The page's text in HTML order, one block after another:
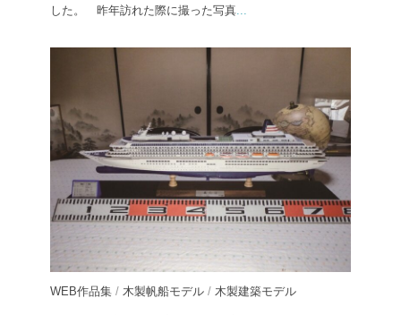
した。 昨年訪れた際に撮った写真
WEB作品集 / 木製帆船モデル / 木製建築モデル